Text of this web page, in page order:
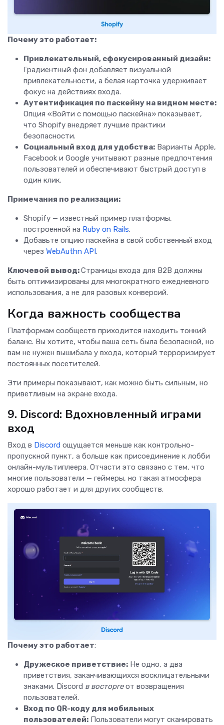
Почему это работает:
Привлекательный, сфокусированный дизайн:
Градиентный фон добавляет визуальной
привлекательности, а белая карточка удерживает
фокус на действиях входа.
Аутентификация по паскейну на видном месте:
Опция «Войти с помощью паскейна» показывает,
что Shopify внедряет лучшие практики
безопасности.
Социальный вход для удобства: Варианты Apple,
Facebook и Google учитывают разные предпочтения
пользователей и обеспечивают быстрый доступ в
один клик.
Примечания по реализации:
Shopify — известный пример платформы,
построенной на Ruby on Rails.
Добавьте опцию паскейна в свой собственный вход
через WebAuthn API.
Ключевой вывод:Страницы входа для B2B должны
быть оптимизированы для многократного ежедневного
использования, а не для разовых конверсий.
Когда важность сообщества
Платформам сообществ приходится находить тонкий
баланс. Вы хотите, чтобы ваша сеть была безопасной, но
вам не нужен вышибала у входа, который терроризирует
постоянных посетителей.
Эти примеры показывают, как можно быть сильным, но
приветливым на экране входа.
9. Discord: Вдохновленный играми
вход
Вход в Discord ощущается меньше как контрольно-
пропускной пункт, а больше как присоединение к лобби
онлайн-мультиплеера. Отчасти это связано с тем, что
многие пользователи — геймеры, но такая атмосфера
хорошо работает и для других сообществ.
Почему это работает:
Дружеское приветствие: Не одно, а два
приветствия, заканчивающихся восклицательными
знаками. Discord в восторгеот возвращения
пользователей.
Вход по QR-коду для мобильных
пользователей: Пользователи могут сканировать